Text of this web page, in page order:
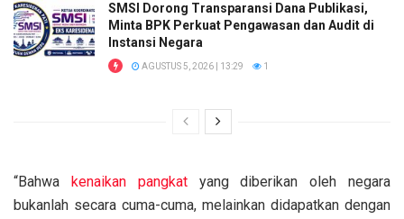
SMSI Dorong Transparansi Dana Publikasi,
Minta BPK Perkuat Pengawasan dan Audit di
Instansi Negara
AGUSTUS 5, 2026 | 13:29 1
“Bahwa kenaikan pangkatyang diberikan oleh negara
bukanlah secara cuma-cuma, melainkan didapatkan dengan